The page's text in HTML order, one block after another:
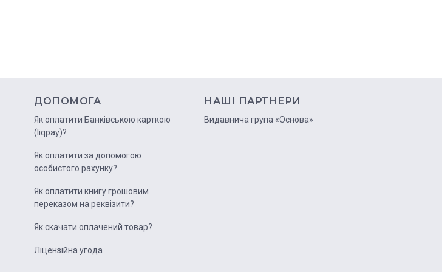
ДОПОМОГА
Як оплатити Банківською карткою
(liqpay)?
Як оплатити за допомогою
особистого рахунку?
Як оплатити книгу грошовим
переказом на реквізити?
Як скачати оплачений товар?
Ліцензійна угода
НАШІ ПАРТНЕРИ
Видавнича група «Основа»